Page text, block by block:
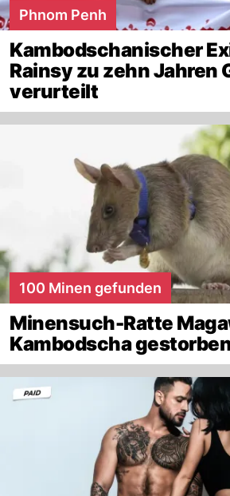
Phnom Penh
Kambodschanischer
Rainsy zu zehn Jahren
verurteilt
100 Minen gefunden
Minensuch-Ratte
Kambodscha